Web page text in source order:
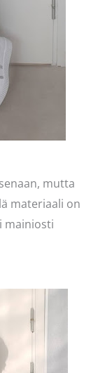
mutta
materiaali on
mainiosti